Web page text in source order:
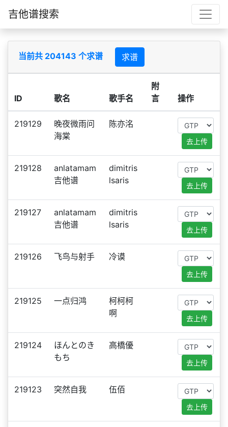
吉他谱搜索
当前共 204143 个求谱 求谱
ID 歌名 歌手名
附
言
操作
219129
晚夜微雨问
海棠
陈亦洺
去上传
219128
anlatamam
吉他谱
dimitris
lsaris
去上传
219127
anlatamam
吉他谱
dimitris
lsaris
去上传
219126 飞鸟与射手 冷谟
去上传
219125 一点归鸿
柯柯柯
啊
去上传
219124
ほんとのき
もち
高橋優
去上传
219123 突然自我 伍佰
去上传